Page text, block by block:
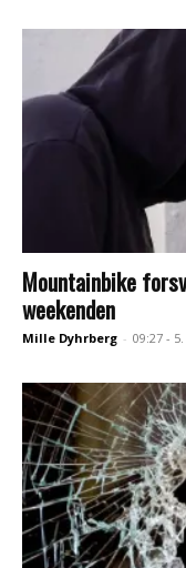
Mountainbike
weekenden
Mille Dyhrberg - 09:27 -